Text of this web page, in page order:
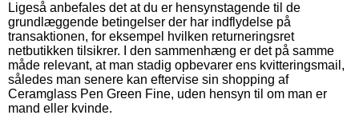
Ligeså anbefales det at du er hensynstagende til de
grundlæggende betingelser der har indflydelse på
transaktionen, for eksempel hvilken returneringsret
netbutikken tilsikrer. I den sammenhæng er det på samme
måde relevant, at man stadig opbevarer ens kvitteringsmail,
således man senere kan eftervise sin shopping af
Ceramglass Pen Green Fine, uden hensyn til om man er
mand eller kvinde.